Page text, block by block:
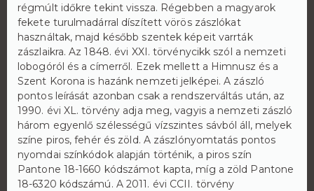
régmúlt időkre tekint vissza. Régebben a magyarok
fekete turulmadárral díszített vörös zászlókat
használtak, majd később szentek képeit varrták
zászlaikra. Az 1848. évi XXI. törvénycikk szól a nemzeti
lobogóról és a címerről. Ezek mellett a Himnusz és a
Szent Korona is hazánk nemzeti jelképei. A zászló
pontos leírását azonban csak a rendszerváltás után, az
1990. évi XL. törvény adja meg, vagyis a nemzeti zászló
három egyenlő szélességű vízszintes sávból áll, melyek
színe piros, fehér és zöld. A zászlónyomtatás pontos
nyomdai színkódok alapján történik, a piros szín
Pantone 18-1660 kódszámot kapta, míg a zöld Pantone
18-6320 kódszámú. A 2011. évi CCII. törvény